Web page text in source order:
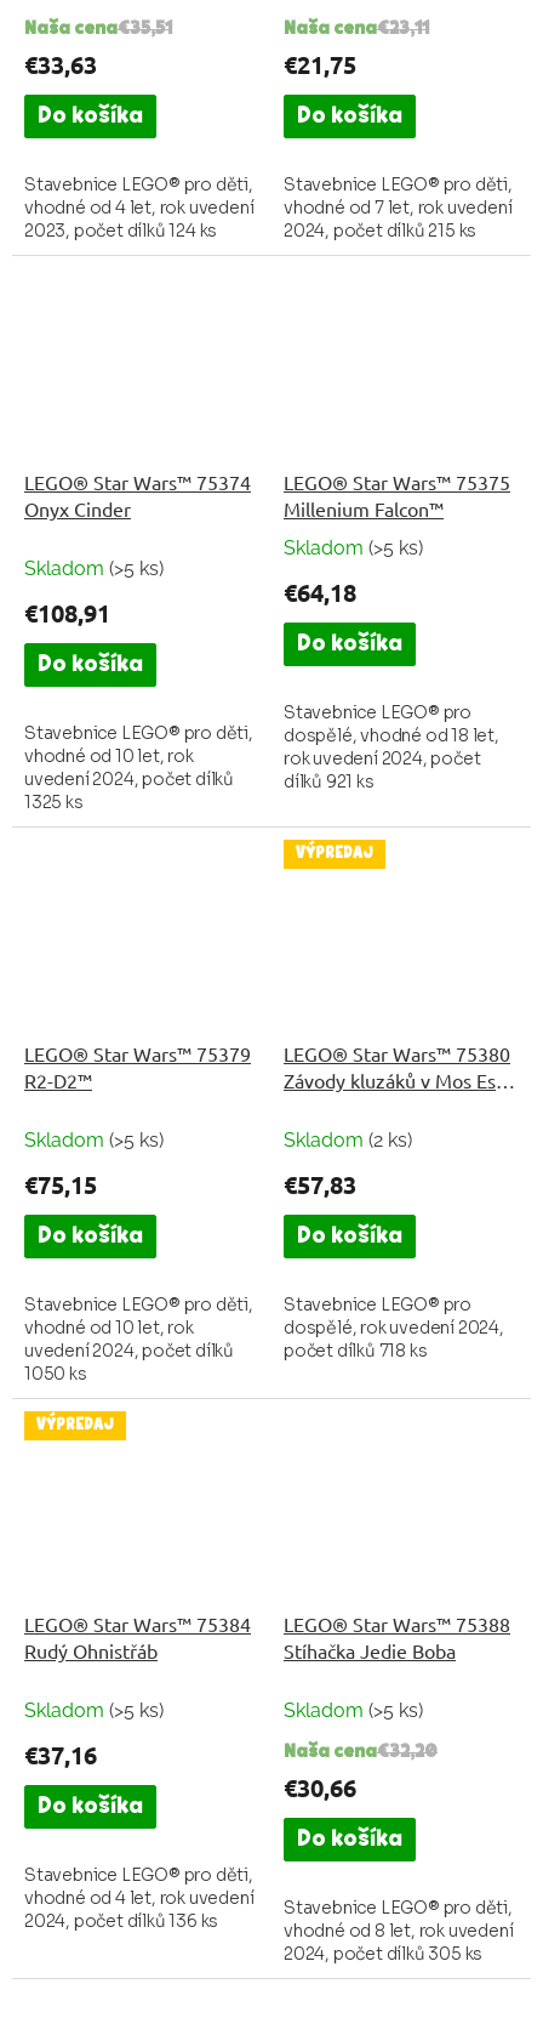
€35,51
Naša cena
€33,63
Do košíka
Stavebnice LEGO® pro děti,
vhodné od 4 let, rok uvedení
2023, počet dílků 124 ks
€23,11
Naša cena
€21,75
Do košíka
Stavebnice LEGO® pro děti,
vhodné od 7 let, rok uvedení
2024, počet dílků 215 ks
LEGO® Star Wars™ 75374
Onyx Cinder
Skladom (>5 ks)
€108,91
Do košíka
Stavebnice LEGO® pro děti,
vhodné od 10 let, rok
uvedení 2024, počet dílků
1325 ks
LEGO® Star Wars™ 75375
Millenium Falcon™
Priemerné
produktu
je
5,0
5
hviezdičiek.
Skladom (>5 ks)
€64,18
Do košíka
Stavebnice LEGO® pro
dospělé, vhodné od 18 let,
rok uvedení 2024, počet
dílků 921 ks
LEGO® Star Wars™ 75379
R2-D2™
Skladom (>5 ks)
€75,15
Do košíka
Stavebnice LEGO® pro děti,
vhodné od 10 let, rok
uvedení 2024, počet dílků
1050 ks
VÝPREDAJ
LEGO® Star Wars™ 75380
Závody kluzáků v Mos Espa
Skladom (2 ks)
€57,83
Do košíka
Stavebnice LEGO® pro
dospělé, rok uvedení 2024,
počet dílků 718 ks
VÝPREDAJ
LEGO® Star Wars™ 75384
Rudý Ohnistřáb
Skladom (>5 ks)
€37,16
Do košíka
Stavebnice LEGO® pro děti,
vhodné od 4 let, rok uvedení
2024, počet dílků 136 ks
LEGO® Star Wars™ 75388
Stíhačka Jedie Boba
Skladom (>5 ks)
€32,20
Naša cena
€30,66
Do košíka
Stavebnice LEGO® pro děti,
vhodné od 8 let, rok uvedení
2024, počet dílků 305 ks